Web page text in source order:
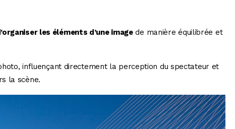
les éléments d’une imagede manière équilibrée et
influençant directement la perception du spectateur et
la scène.